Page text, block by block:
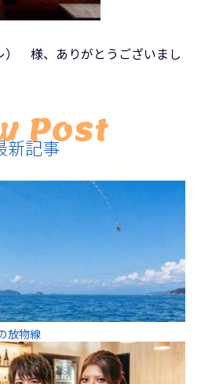
） 様、ありがとうございまし
Post
新記事
放物線